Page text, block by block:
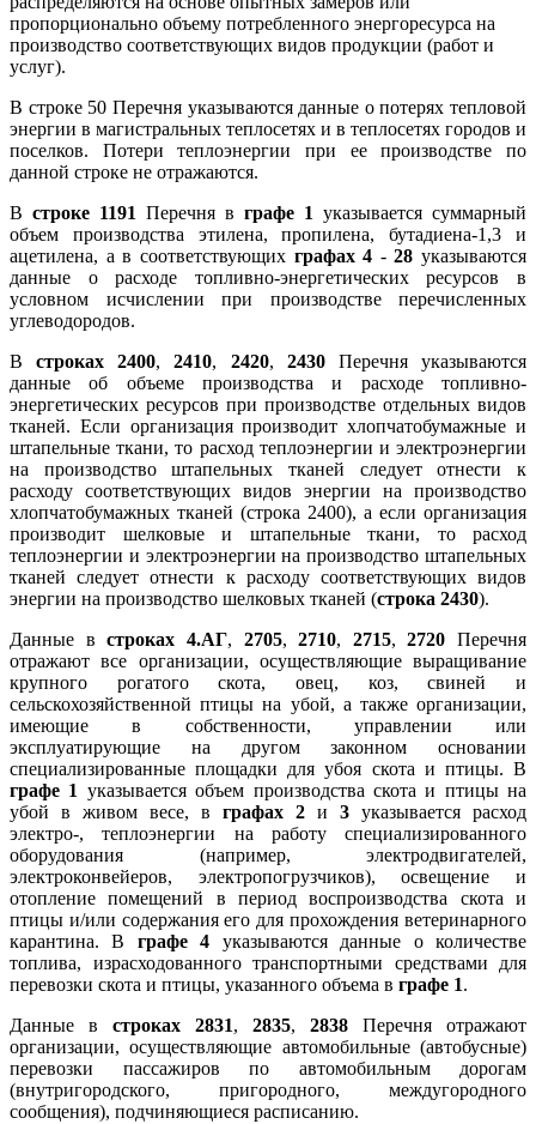
пропорционально объему потребленного энергоресурса на
производство соответствующих видов продукции (работ и
услуг).
В строке 50 Перечня указываются данные о потерях тепловой
энергии в магистральных теплосетях и в теплосетях городов и
поселков. Потери теплоэнергии при ее производстве по
данной строке не отражаются.
В строке 1191 Перечня в графе 1 указывается суммарный
объем производства этилена, пропилена, бутадиена-1,3 и
ацетилена, а в соответствующих графах 4 -28 указываются
данные о расходе топливно-энергетических ресурсов в
условном исчислении при производстве перечисленных
углеводородов.
Встроках 2400,2410, 2420, 2430 Перечня указываются
данные об объеме производства и расходе топливно-
энергетических ресурсов при производстве отдельных видов
тканей. Если организация производит хлопчатобумажные и
штапельные ткани, то расход теплоэнергии и электроэнергии
на производство штапельных тканей следует отнести к
расходу соответствующих видов энергии на производство
хлопчатобумажных тканей (строка 2400), а если организация
производит шелковые и штапельные ткани, то расход
теплоэнергии и электроэнергии на производство штапельных
тканей следует отнести к расходу соответствующих видов
энергии на производство шелковых тканей (строка 2430).
Данные встроках 4.АГ, 2705,2710, 2715,2720 Перечня
отражают все организации, осуществляющие выращивание
крупного рогатого скота, овец, коз, свиней и
сельскохозяйственной птицы на убой, а также организации,
имеющие в собственности, управлении или
эксплуатирующие на другом законном основании
специализированные площадки для убоя скота и птицы. В
графе 1 указывается объем производства скота и птицы на
убой в живом весе, в графах 2 и 3 указывается расход
электро-, теплоэнергии на работу специализированного
оборудования (например, электродвигателей,
электроконвейеров, электропогрузчиков), освещение и
отопление помещений в период воспроизводства скота и
птицы и/или содержания его для прохождения ветеринарного
карантина. В графе 4 указываются данные о количестве
топлива, израсходованного транспортными средствами для
перевозки скота и птицы, указанного объема в графе 1.
Данные в строках 2831, 2835, 2838 Перечня отражают
организации, осуществляющие автомобильные (автобусные)
перевозки пассажиров по автомобильным дорогам
(внутригородского, пригородного, междугородного
сообщения), подчиняющиеся расписанию.